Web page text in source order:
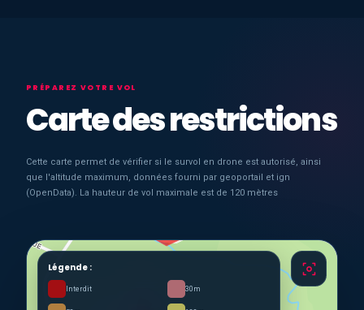
PRÉPAREZ VOTRE VOL
Carte des restrictions
Cette carte permet de vérifier si le survol en drone est autorisé, ainsi
que l'altitude maximum, données fourni par geoportail et ign
(OpenData). La hauteur de vol maximale est de 120 mètres
Légende :
Interdit 30m